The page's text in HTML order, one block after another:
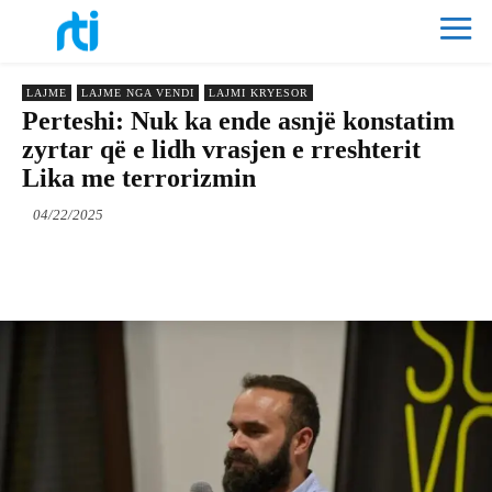
LAJME LAJME NGA VENDI LAJMI KRYESOR
Perteshi: Nuk ka ende asnjë konstatim
zyrtar që e lidh vrasjen e rreshterit
Lika me terrorizmin
04/22/2025